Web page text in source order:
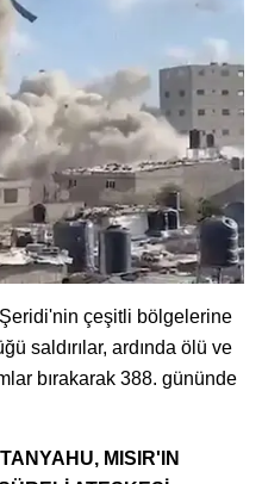
çeşitli bölgelerine
saldırılar, ardında ölü ve
bırakarak 388. gününde
MISIR'IN